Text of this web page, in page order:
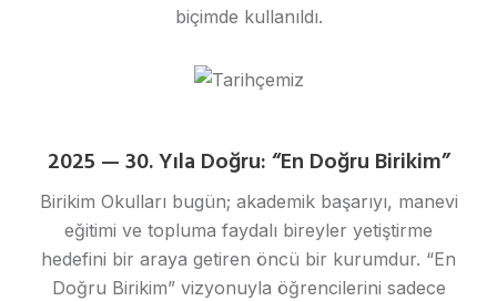
biçimde kullanıldı.
2025 — 30. Yıla Doğru: “En Doğru Birikim”
Birikim Okulları bugün; akademik başarıyı, manevi
eğitimi ve topluma faydalı bireyler yetiştirme
hedefini bir araya getiren öncü bir kurumdur. “En
Doğru Birikim” vizyonuyla öğrencilerini sadece